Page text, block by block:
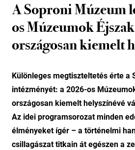
A Soproni Múzeum
os Múzeumok
országosan kiemelt
Különleges megtiszteltetés érte a
intézményét: a 2026-os
országosan kiemelt helyszínévé
Az idei programsorozat minden
élményeket ígér – a történelmi
csillagászat titkain át egészen a